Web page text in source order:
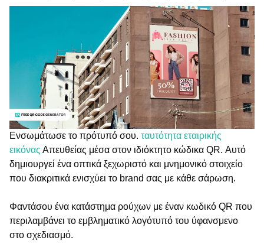
Ενσωμάτωσε το πρότυπό σου. ταυτότητα εταιρικής
εικόνας Απευθείας μέσα στον ιδιόκτητο κώδικα QR. Αυτό
δημιουργεί ένα οπτικά ξεχωριστό και μνημονικό στοιχείο
που διακριτικά ενισχύει το brand σας με κάθε σάρωση.
Φαντάσου ένα κατάστημα ρούχων με έναν κωδικό QR που
περιλαμβάνει το εμβληματικό λογότυπό του ύφανσμενο
στο σχεδιασμό.